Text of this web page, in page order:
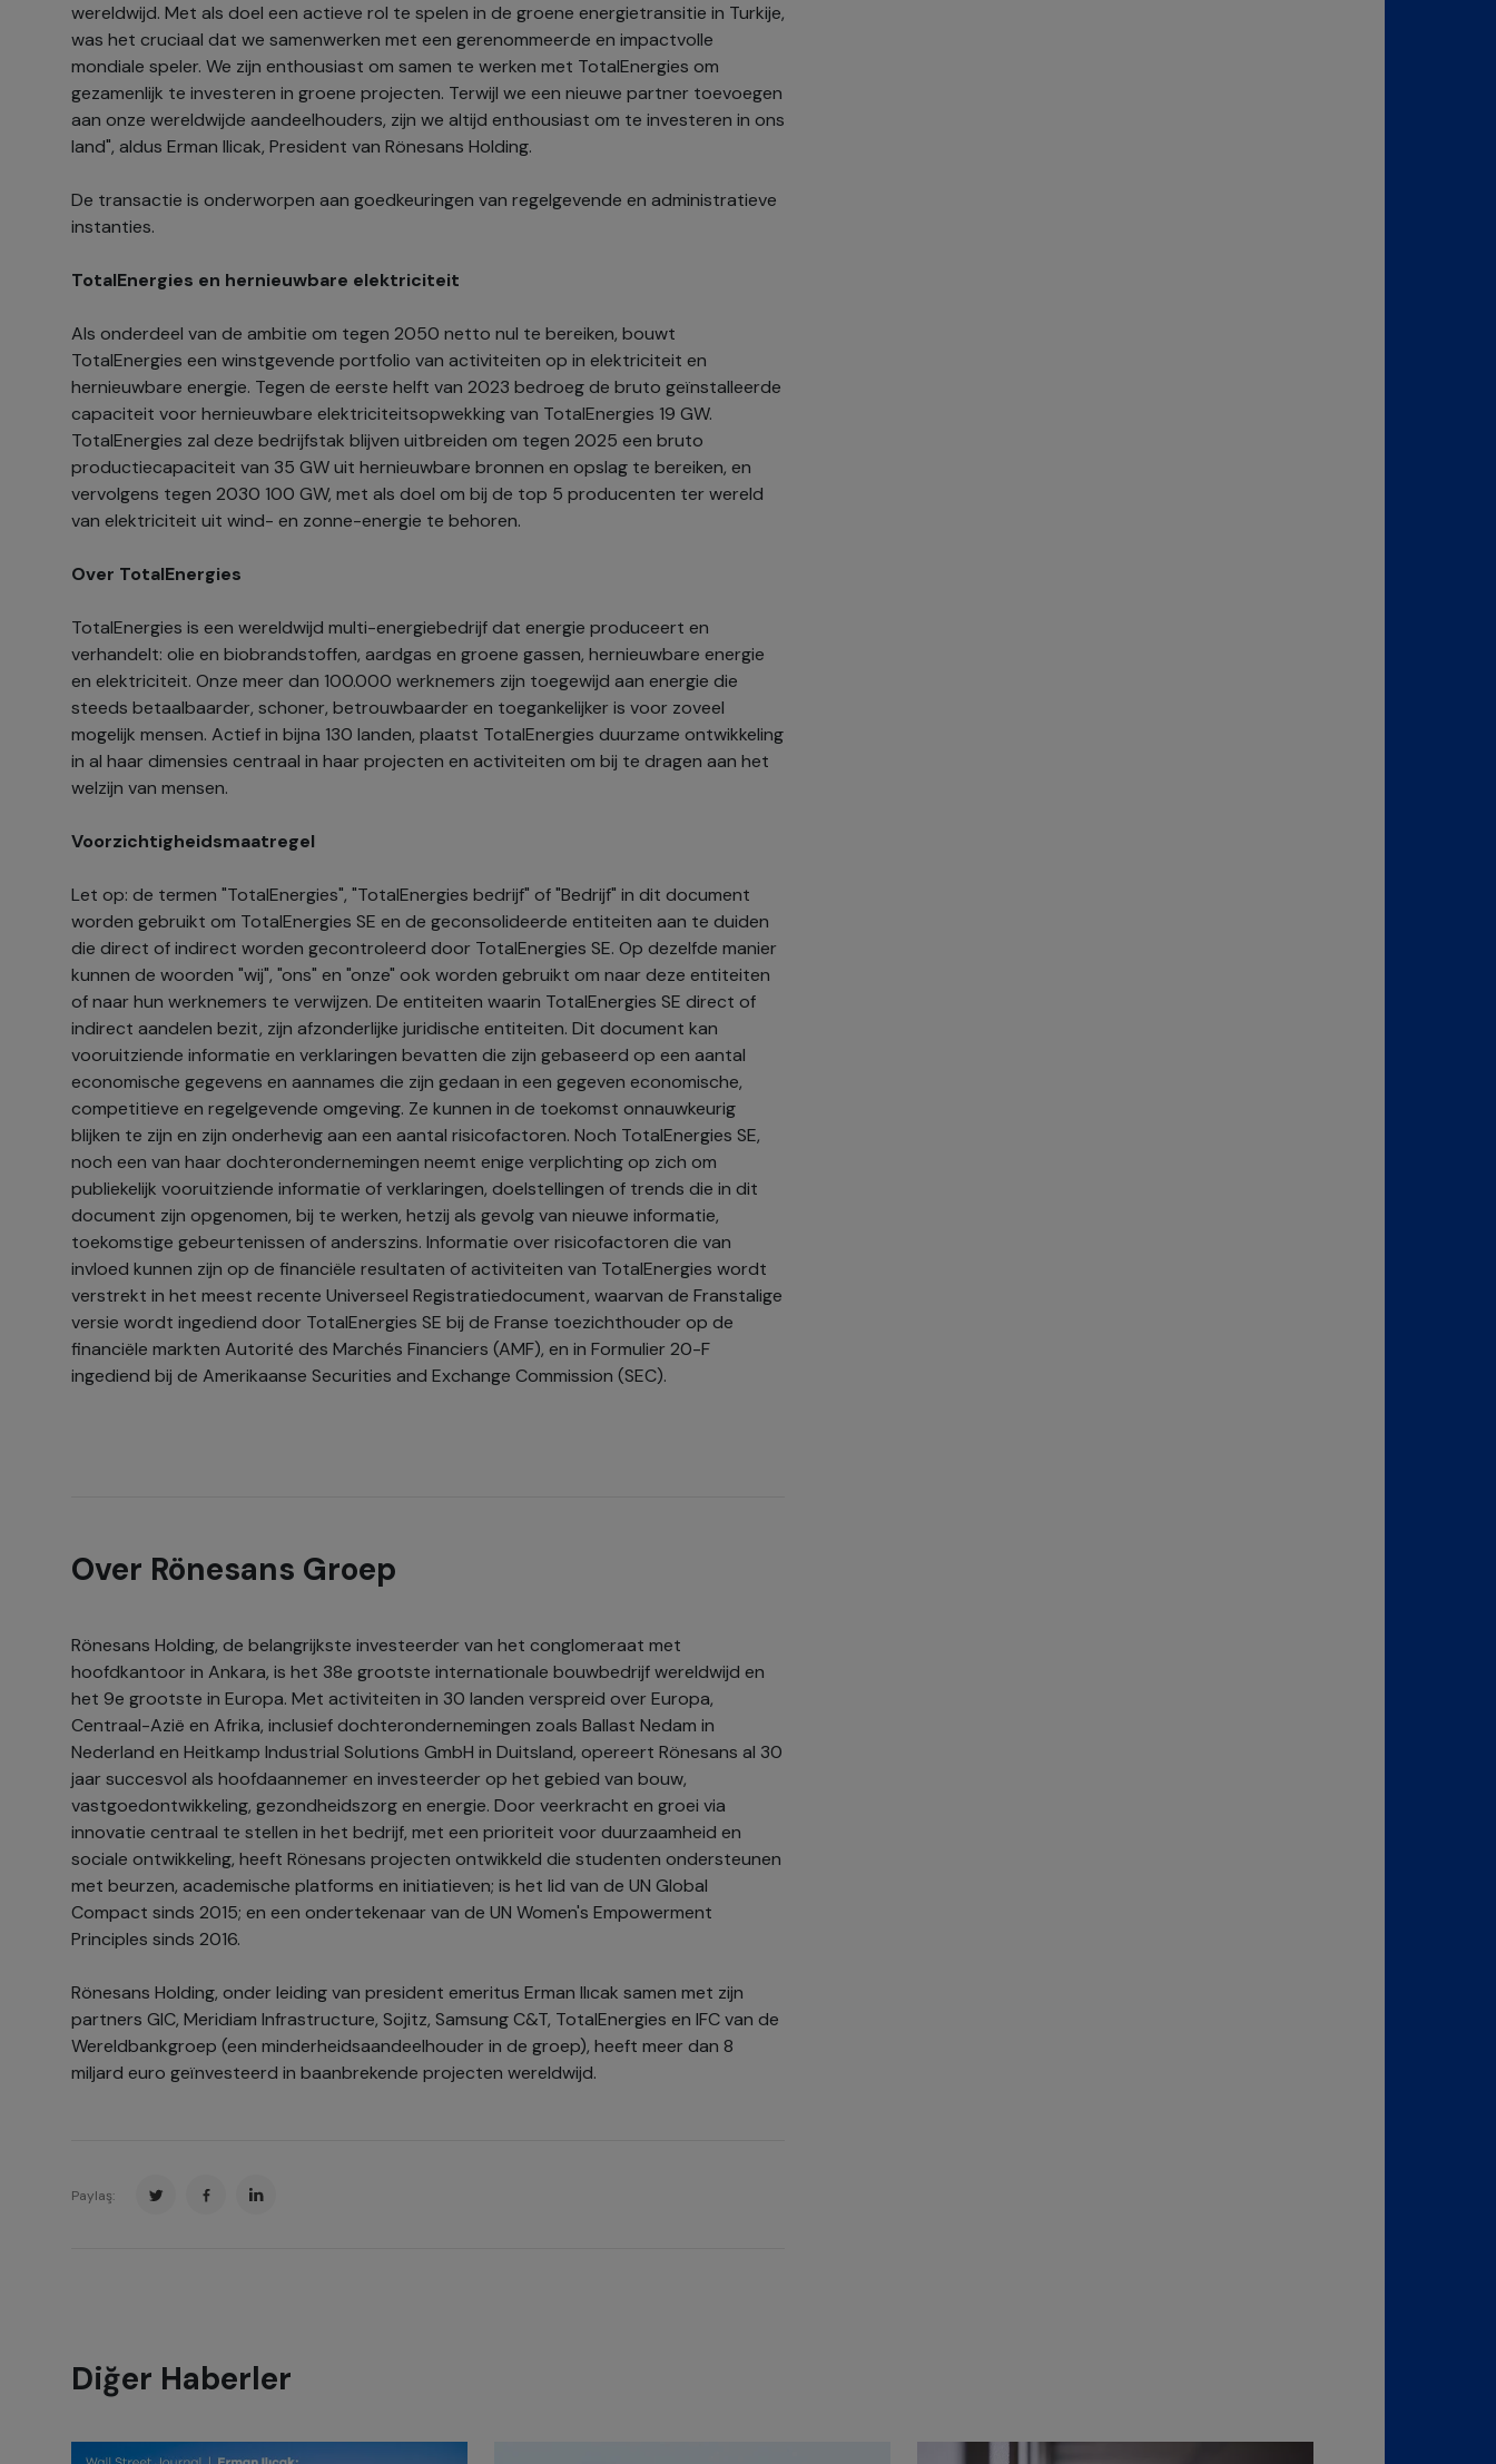
wereldwijd. Met als doel een actieve rol te spelen in de groene energietransitie in Turkije,
was het cruciaal dat we samenwerken met een gerenommeerde en impactvolle
mondiale speler. We zijn enthousiast om samen te werken met TotalEnergies om
gezamenlijk te investeren in groene projecten. Terwijl we een nieuwe partner toevoegen
aan onze wereldwijde aandeelhouders, zijn we altijd enthousiast om te investeren in ons
land", aldus Erman Ilicak, President van Rönesans Holding.
De transactie is onderworpen aan goedkeuringen van regelgevende en administratieve
instanties.
TotalEnergies en hernieuwbare elektriciteit
Als onderdeel van de ambitie om tegen 2050 netto nul te bereiken, bouwt
TotalEnergies een winstgevende portfolio van activiteiten op in elektriciteit en
hernieuwbare energie. Tegen de eerste helft van 2023 bedroeg de bruto geïnstalleerde
capaciteit voor hernieuwbare elektriciteitsopwekking van TotalEnergies 19 GW.
TotalEnergies zal deze bedrijfstak blijven uitbreiden om tegen 2025 een bruto
productiecapaciteit van 35 GW uit hernieuwbare bronnen en opslag te bereiken, en
vervolgens tegen 2030 100 GW, met als doel om bij de top 5 producenten ter wereld
van elektriciteit uit wind- en zonne-energie te behoren.
Over TotalEnergies
TotalEnergies is een wereldwijd multi-energiebedrijf dat energie produceert en
verhandelt: olie en biobrandstoffen, aardgas en groene gassen, hernieuwbare energie
en elektriciteit. Onze meer dan 100.000 werknemers zijn toegewijd aan energie die
steeds betaalbaarder, schoner, betrouwbaarder en toegankelijker is voor zoveel
mogelijk mensen. Actief in bijna 130 landen, plaatst TotalEnergies duurzame ontwikkeling
in al haar dimensies centraal in haar projecten en activiteiten om bij te dragen aan het
welzijn van mensen.
Voorzichtigheidsmaatregel
Let op: de termen "TotalEnergies", "TotalEnergies bedrijf" of "Bedrijf" in dit document
worden gebruikt om TotalEnergies SE en de geconsolideerde entiteiten aan te duiden
die direct of indirect worden gecontroleerd door TotalEnergies SE. Op dezelfde manier
kunnen de woorden "wij", "ons" en "onze" ook worden gebruikt om naar deze entiteiten
of naar hun werknemers te verwijzen. De entiteiten waarin TotalEnergies SE direct of
indirect aandelen bezit, zijn afzonderlijke juridische entiteiten. Dit document kan
vooruitziende informatie en verklaringen bevatten die zijn gebaseerd op een aantal
economische gegevens en aannames die zijn gedaan in een gegeven economische,
competitieve en regelgevende omgeving. Ze kunnen in de toekomst onnauwkeurig
blijken te zijn en zijn onderhevig aan een aantal risicofactoren. Noch TotalEnergies SE,
noch een van haar dochterondernemingen neemt enige verplichting op zich om
publiekelijk vooruitziende informatie of verklaringen, doelstellingen of trends die in dit
document zijn opgenomen, bij te werken, hetzij als gevolg van nieuwe informatie,
toekomstige gebeurtenissen of anderszins. Informatie over risicofactoren die van
invloed kunnen zijn op de financiële resultaten of activiteiten van TotalEnergies wordt
verstrekt in het meest recente Universeel Registratiedocument, waarvan de Franstalige
versie wordt ingediend door TotalEnergies SE bij de Franse toezichthouder op de
financiële markten Autorité des Marchés Financiers (AMF), en in Formulier 20-F
ingediend bij de Amerikaanse Securities and Exchange Commission (SEC).
Over Rönesans Groep
Rönesans Holding, de belangrijkste investeerder van het conglomeraat met
hoofdkantoor in Ankara, is het 38e grootste internationale bouwbedrijf wereldwijd en
het 9e grootste in Europa. Met activiteiten in 30 landen verspreid over Europa,
Centraal-Azië en Afrika, inclusief dochterondernemingen zoals Ballast Nedam in
Nederland en Heitkamp Industrial Solutions GmbH in Duitsland, opereert Rönesans al 30
jaar succesvol als hoofdaannemer en investeerder op het gebied van bouw,
vastgoedontwikkeling, gezondheidszorg en energie. Door veerkracht en groei via
innovatie centraal te stellen in het bedrijf, met een prioriteit voor duurzaamheid en
sociale ontwikkeling, heeft Rönesans projecten ontwikkeld die studenten ondersteunen
met beurzen, academische platforms en initiatieven; is het lid van de UN Global
Compact sinds 2015; en een ondertekenaar van de UN Women's Empowerment
Principles sinds 2016.
Rönesans Holding, onder leiding van president emeritus Erman Ilıcak samen met zijn
partners GIC, Meridiam Infrastructure, Sojitz, Samsung C&T, TotalEnergies en IFC van de
Wereldbankgroep (een minderheidsaandeelhouder in de groep), heeft meer dan 8
miljard euro geïnvesteerd in baanbrekende projecten wereldwijd.
Paylaş:
Diğer Haberler